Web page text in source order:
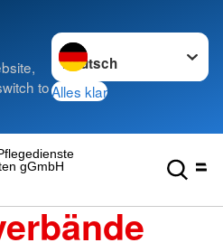
to
Sprache wechseln zu
Alles klar
gGmbH